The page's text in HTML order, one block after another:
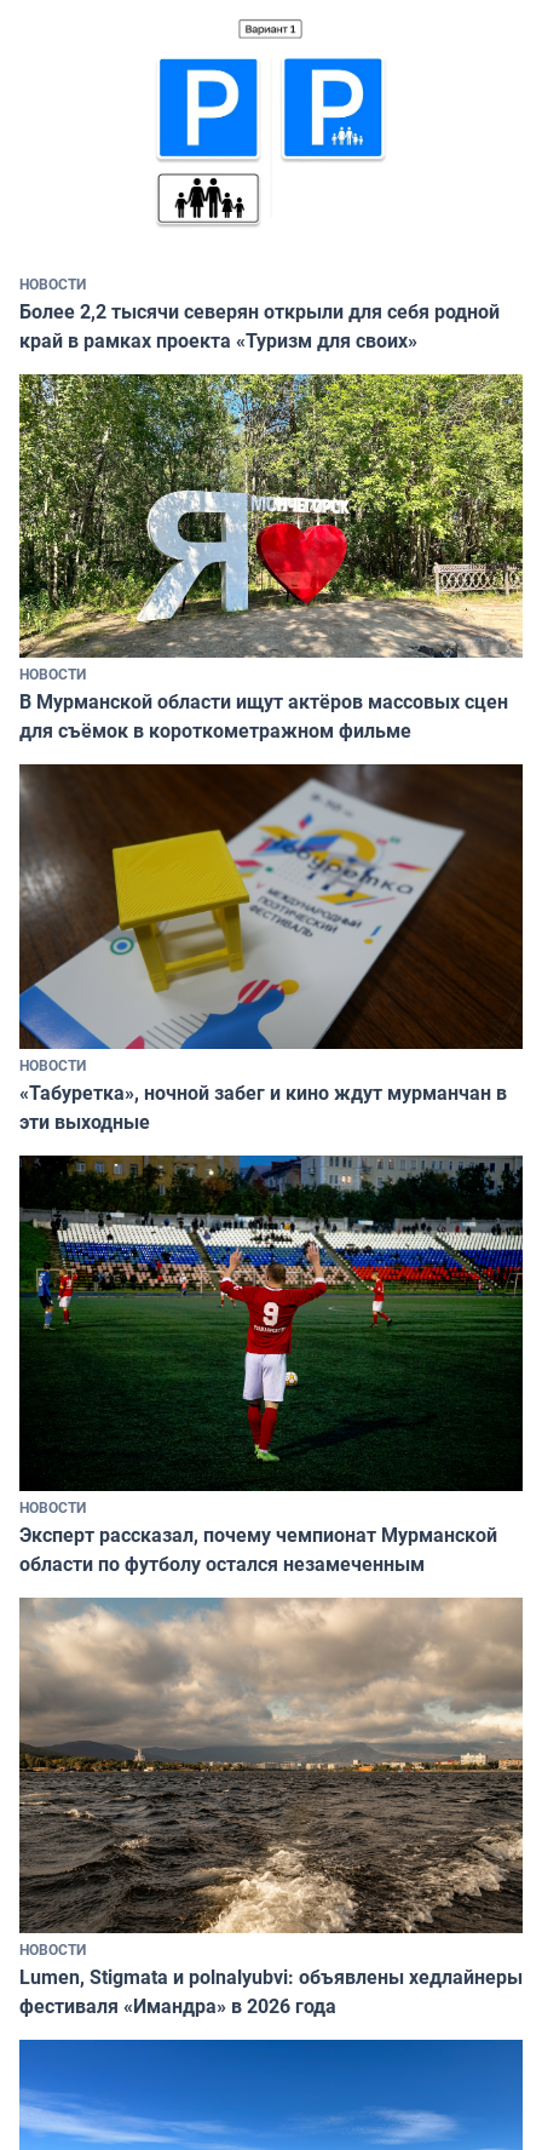
НОВОСТИ
Более 2,2 тысячи северян открыли для себя родной
край в рамках проекта «Туризм для своих»
НОВОСТИ
В Мурманской области ищут актёров массовых сцен
для съёмок в короткометражном фильме
НОВОСТИ
«Табуретка», ночной забег и кино ждут мурманчан в
эти выходные
НОВОСТИ
Эксперт рассказал, почему чемпионат Мурманской
области по футболу остался незамеченным
НОВОСТИ
Lumen, Stigmata и polnalyubvi: объявлены хедлайнеры
фестиваля «Имандра» в 2026 года